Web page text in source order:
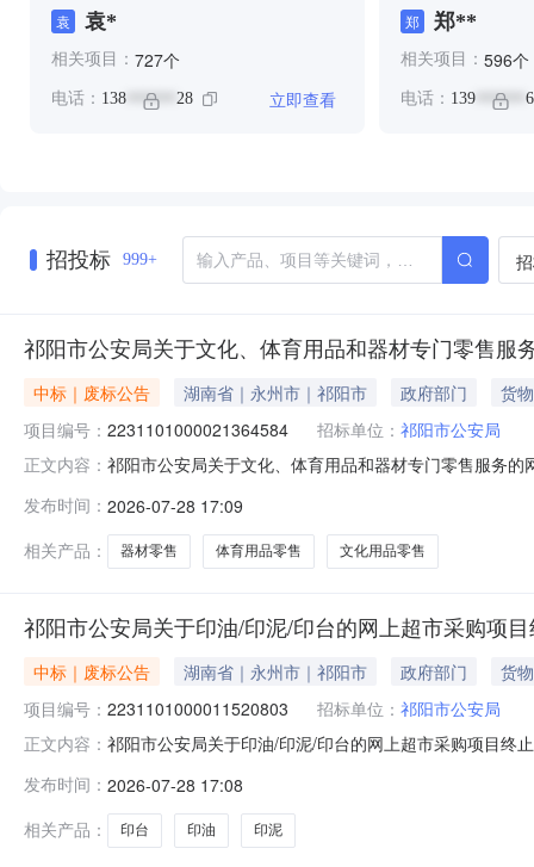
袁 袁*
相关项目： 727个
电话： 138 ****** 28 立即查看
郑 郑**
相关项目： 596个
电话： 139******
招投标 999+
祁阳市公安局关于文化、体育用品和器材专门零售服
中标｜废标公告 湖南省｜永州市｜祁阳市 政府部门
货物
项目编号： 2231101000021364584 招标单位： 祁阳市公安局
正文内容： 祁阳市公安局关于文化、体育用品和器材专门零售服务
写-错误，重新下单补充说明:重新下单，填写-错误八、
发布时间： 2026-07-28 17:09
相关产品：
器材零售 体育用品零售 文化用品零售
祁阳市公安局关于印油/印泥/印台的网上超市采购项
中标｜废标公告 湖南省｜永州市｜祁阳市 政府部门
货物
项目编号： 2231101000011520803 招标单位： 祁阳市公安局
正文内容： 祁阳市公安局关于印油/印泥/印台的网上超市采购项目终
事项：https://hunan.zcygov.cn
发布时间： 2026-07-28 17:08
相关产品：
印台 印油 印泥